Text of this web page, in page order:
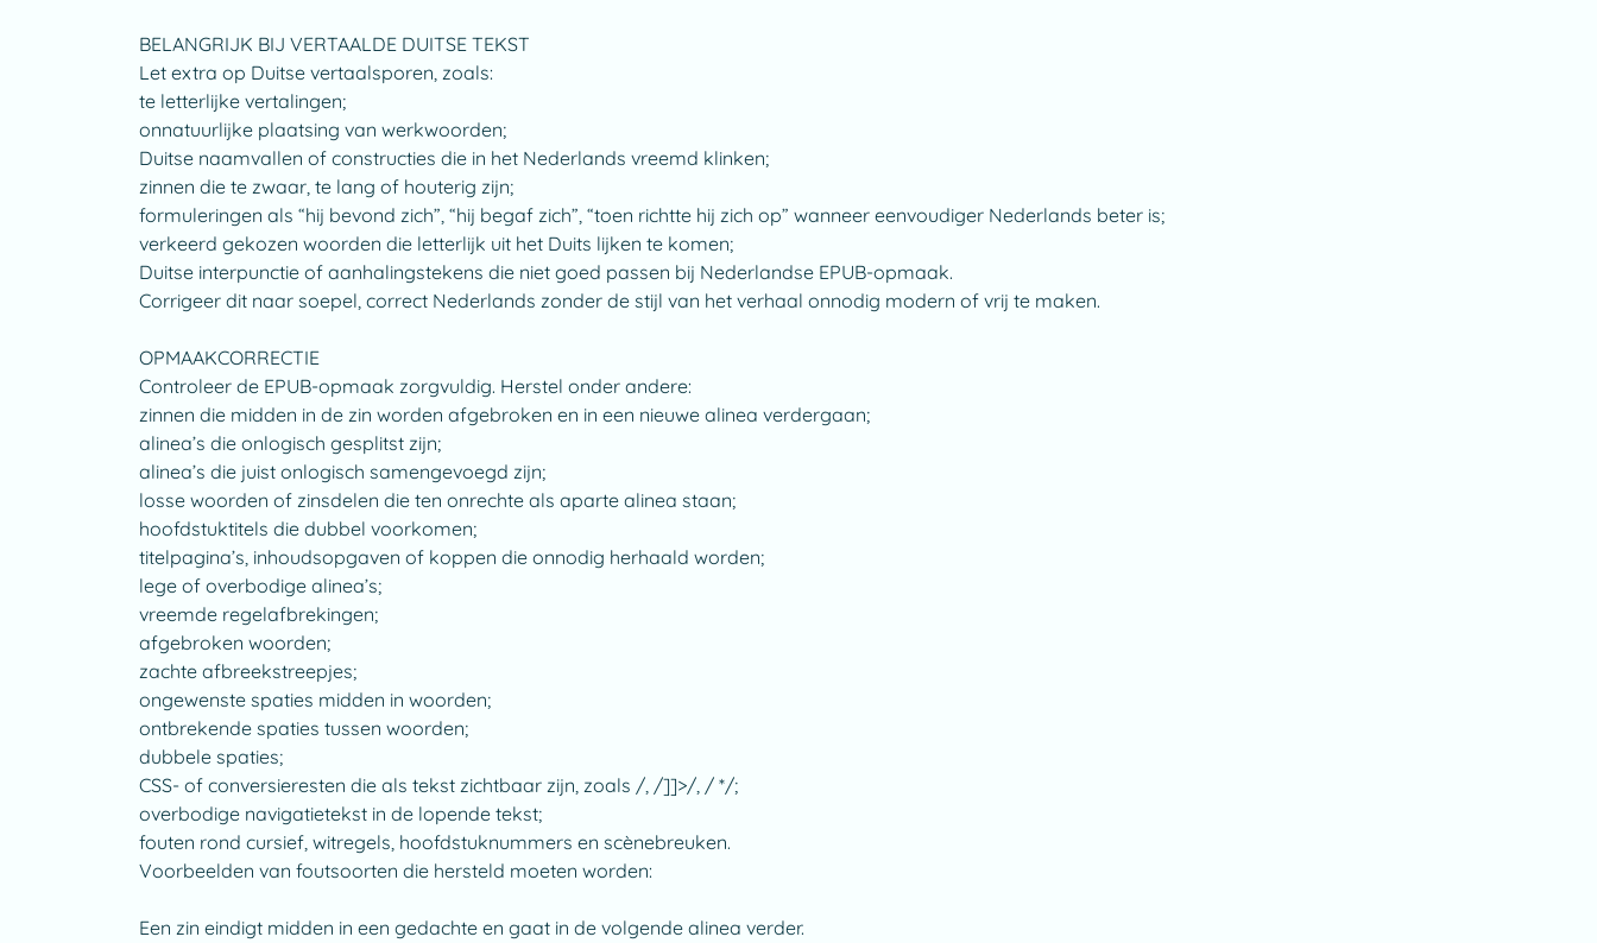
BELANGRIJK BIJ VERTAALDE DUITSE TEKST
Let extra op Duitse vertaalsporen, zoals:
te letterlijke vertalingen;
onnatuurlijke plaatsing van werkwoorden;
Duitse naamvallen of constructies die in het Nederlands vreemd klinken;
zinnen die te zwaar, te lang of houterig zijn;
formuleringen als “hij bevond zich”, “hij begaf zich”, “toen richtte hij zich op” wanneer eenvoudiger Nederlands beter is;
verkeerd gekozen woorden die letterlijk uit het Duits lijken te komen;
Duitse interpunctie of aanhalingstekens die niet goed passen bij Nederlandse EPUB-opmaak.
Corrigeer dit naar soepel, correct Nederlands zonder de stijl van het verhaal onnodig modern of vrij te maken.
OPMAAKCORRECTIE
Controleer de EPUB-opmaak zorgvuldig. Herstel onder andere:
zinnen die midden in de zin worden afgebroken en in een nieuwe alinea verdergaan;
alinea’s die onlogisch gesplitst zijn;
alinea’s die juist onlogisch samengevoegd zijn;
losse woorden of zinsdelen die ten onrechte als aparte alinea staan;
hoofdstuktitels die dubbel voorkomen;
titelpagina’s, inhoudsopgaven of koppen die onnodig herhaald worden;
lege of overbodige alinea’s;
vreemde regelafbrekingen;
afgebroken woorden;
zachte afbreekstreepjes;
ongewenste spaties midden in woorden;
ontbrekende spaties tussen woorden;
dubbele spaties;
CSS- of conversieresten die als tekst zichtbaar zijn, zoals /, /]]>/, / */;
overbodige navigatietekst in de lopende tekst;
fouten rond cursief, witregels, hoofdstuknummers en scènebreuken.
Voorbeelden van foutsoorten die hersteld moeten worden:
Een zin eindigt midden in een gedachte en gaat in de volgende alinea verder.